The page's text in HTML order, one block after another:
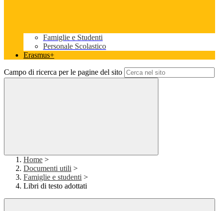
Famiglie e Studenti
Personale Scolastico
Erasmus+
Campo di ricerca per le pagine del sito
Home >
Documenti utili >
Famiglie e studenti >
Libri di testo adottati